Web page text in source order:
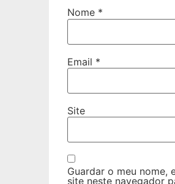
Nome *
Email *
Site
Guardar o meu nome,
site neste navegador